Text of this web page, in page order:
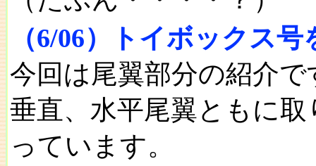
（6/06）トイボックス
今回は尾翼部分の紹介で
垂直、水平尾翼ともに
っています。